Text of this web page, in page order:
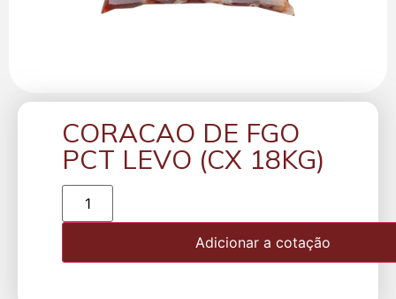
CORACAO DE FGO
PCT LEVO (CX 18KG)
Adicionar a cotação